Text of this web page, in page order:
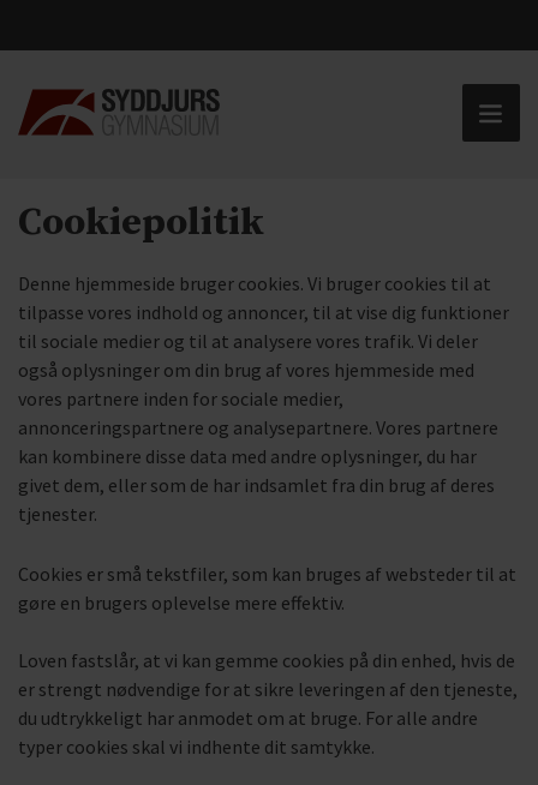
Cookiepolitik
Denne hjemmeside bruger cookies. Vi bruger cookies til at
tilpasse vores indhold og annoncer, til at vise dig funktioner
til sociale medier og til at analysere vores trafik. Vi deler
også oplysninger om din brug af vores hjemmeside med
vores partnere inden for sociale medier,
annonceringspartnere og analysepartnere. Vores partnere
kan kombinere disse data med andre oplysninger, du har
givet dem, eller som de har indsamlet fra din brug af deres
tjenester.
Cookies er små tekstfiler, som kan bruges af websteder til at
gøre en brugers oplevelse mere effektiv.
Loven fastslår, at vi kan gemme cookies på din enhed, hvis de
er strengt nødvendige for at sikre leveringen af den tjeneste,
du udtrykkeligt har anmodet om at bruge. For alle andre
typer cookies skal vi indhente dit samtykke.